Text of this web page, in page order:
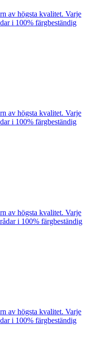
av högsta kvalitet. Varje
i 100% färgbeständig
av högsta kvalitet. Varje
i 100% färgbeständig
av högsta kvalitet. Varje
i 100% färgbeständig
av högsta kvalitet. Varje
i 100% färgbeständig